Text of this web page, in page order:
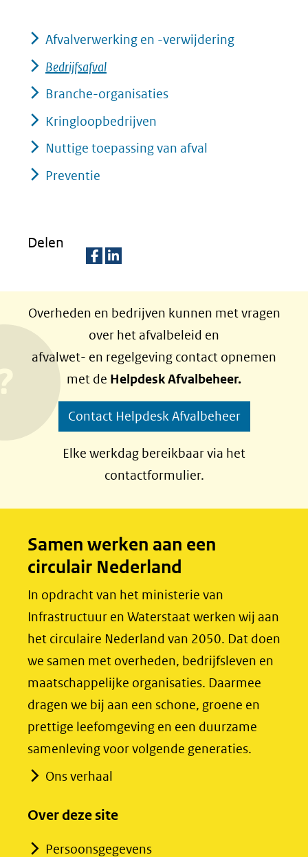
een
website)
Afvalverwerking en -verwijdering
Bedrijfsafval
Branche-organisaties
Kringloopbedrijven
Nuttige toepassing van afval
Preventie
Delen
l
e
n
o
p
F
b
o
k
(opent
nieuw
naar
een
andere
website)
l
e
n
o
p
L
e
I
n
(opent
nieuw
naar
een
andere
website)
Overheden en bedrijven kunnen met vragen
over het afvalbeleid en
afvalwet- en regelgeving contact opnemen
met de Helpdesk Afvalbeheer.
Contact Helpdesk Afvalbeheer
Elke werkdag bereikbaar via het
contactformulier.
Samen werken aan een
circulair Nederland
In opdracht van het ministerie van
Infrastructuur en Waterstaat werken wij aan
het circulaire Nederland van 2050. Dat doen
we samen met overheden, bedrijfsleven en
maatschappelijke organisaties. Daarmee
dragen we bij aan een schone, groene en
prettige leefomgeving en een duurzame
samenleving voor volgende generaties.
Ons verhaal
Over deze site
Persoonsgegevens